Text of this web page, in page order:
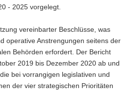
- 2025 vorgelegt.
vereinbarter Beschlüsse, was
operative Anstrengungen seitens der
Behörden erfordert. Der Bericht
2019 bis Dezember 2020 ab und
bei vorrangigen legislativen und
der vier strategischen Prioritäten